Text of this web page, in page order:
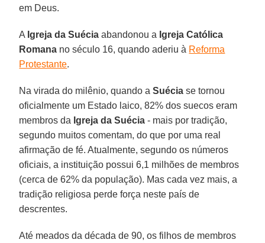
em Deus.
A Igreja da Suécia abandonou a Igreja Católica
Romana no século 16, quando aderiu à Reforma
Protestante.
Na virada do milênio, quando aSuécia se tornou
oficialmente um Estado laico, 82% dos suecos eram
membros da Igreja da Suécia - mais por tradição,
segundo muitos comentam, do que por uma real
afirmação de fé. Atualmente, segundo os números
oficiais, a instituição possui 6,1 milhões de membros
(cerca de 62% da população). Mas cada vez mais, a
tradição religiosa perde força neste país de
descrentes.
Até meados da década de 90, os filhos de membros